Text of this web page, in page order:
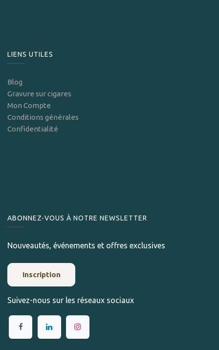
LIENS UTILES
Blog
Gravure sur cigares
Mon Compte
Conditions générales
Confidentialité
ABONNEZ-VOUS À NOTRE NEWSLETTER
Nouveautés, événements et offres exclusives
Inscription
Suivez-nous sur les réseaux sociaux